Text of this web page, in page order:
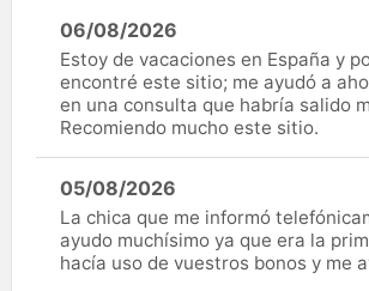
06/08/2026
Estoy de vacaciones en España y
encontré este sitio; me ayudó a
en una consulta que habría salido
Recomiendo mucho este sitio.
05/08/2026
La chica que me informó
ayudo muchísimo ya que era la
hacía uso de vuestros bonos y me